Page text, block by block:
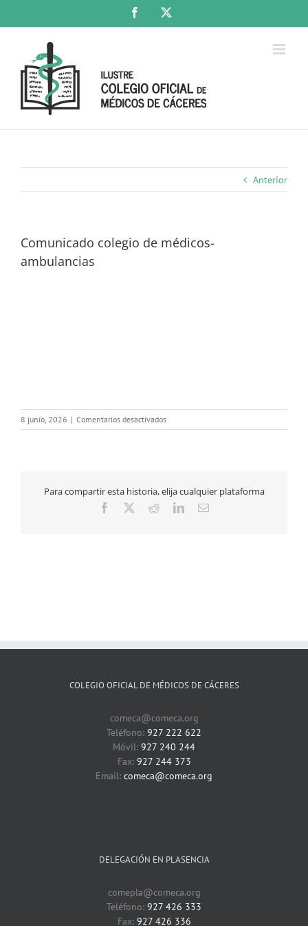
Facebook
Anterior
Comunicado colegio de médicos-
ambulancias
8 junio, 2026 | Comentarios desactivadosen
Comunicado
Para compartir esta historia, elija cualquier plataforma
Facebook RedditLinkedInCorreo
COLEGIO OFICIAL DE MÉDICOS DE CÁCERES
comeca@comeca.org
Teléfono: 927 222 622
Móvil: 927 240 244
Fax: 927 244 373
Email: comeca@comeca.org
DELEGACIÓN EN PLASENCIA
comepla@comeca.org
Teléfono: 927 426 333
Fax: 927 426 336